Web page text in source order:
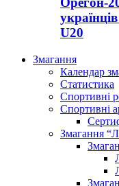
U20
Змагання
Календар
Статистика
Спортивні
Спортивні
Змагання